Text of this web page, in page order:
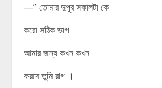
—” তোমার দুপুর সকালটা কে
করো সঠিক ভাগ
আমার জন্য কখন কখন
করবে তুমি রাগ ।